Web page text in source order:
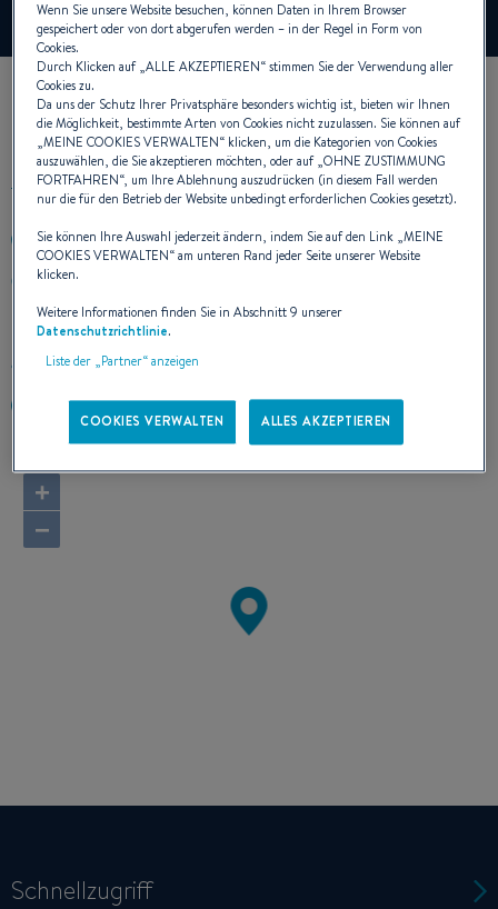
UNSERE KONTAKTDATEN
+393299878669
Cala De' Medici
57016 Rosignano Marittimo (LI)
Italien
Route berechnen
https://www.nssyachting.com/
+
−
Schnellzugriff
Wenn Sie unsere Website besuchen, können Daten in Ihrem Browser
gespeichert oder von dort abgerufen werden – in der Regel in Form von
Cookies.
Durch Klicken auf „ALLE AKZEPTIEREN“ stimmen Sie der Verwendung aller
Cookies zu.
Da uns der Schutz Ihrer Privatsphäre besonders wichtig ist, bieten wir Ihnen
die Möglichkeit, bestimmte Arten von Cookies nicht zuzulassen. Sie können auf
„MEINE COOKIES VERWALTEN“ klicken, um die Kategorien von Cookies
auszuwählen, die Sie akzeptieren möchten, oder auf „OHNE ZUSTIMMUNG
FORTFAHREN“, um Ihre Ablehnung auszudrücken (in diesem Fall werden
nur die für den Betrieb der Website unbedingt erforderlichen Cookies gesetzt).
Sie können Ihre Auswahl jederzeit ändern, indem Sie auf den Link „MEINE
COOKIES VERWALTEN“ am unteren Rand jeder Seite unserer Website
klicken.
Weitere Informationen finden Sie in Abschnitt 9 unserer
Datenschutzrichtlinie.
Liste der „Partner“ anzeigen
COOKIES VERWALTEN ALLES AKZEPTIEREN